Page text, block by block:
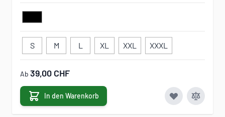
S M L XL XXL XXXL
Ab 39,00 CHF
In den Warenkorb